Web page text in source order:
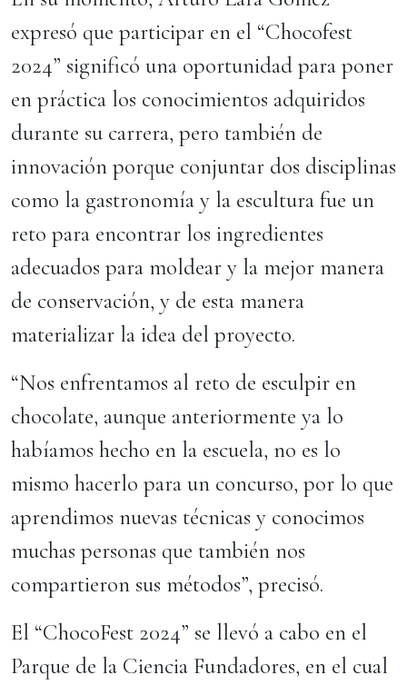
expresó que participar en el “Chocofest
2024” significó una oportunidad para poner
en práctica los conocimientos adquiridos
durante su carrera, pero también de
innovación porque conjuntar dos disciplinas
como la gastronomía y la escultura fue un
reto para encontrar los ingredientes
adecuados para moldear y la mejor manera
de conservación, y de esta manera
materializar la idea del proyecto.
“Nos enfrentamos al reto de esculpir en
chocolate, aunque anteriormente ya lo
habíamos hecho en la escuela, no es lo
mismo hacerlo para un concurso, por lo que
aprendimos nuevas técnicas y conocimos
muchas personas que también nos
compartieron sus métodos”, precisó.
El “ChocoFest 2024” se llevó a cabo en el
Parque de la Ciencia Fundadores, en el cual